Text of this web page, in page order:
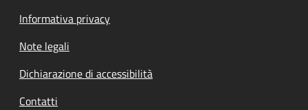
Informativa privacy
Note legali
Dichiarazione di accessibilità
Contatti